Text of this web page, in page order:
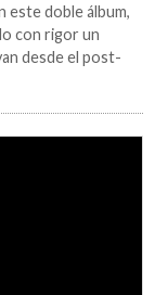
este doble álbum,
con rigor un
desde el post-